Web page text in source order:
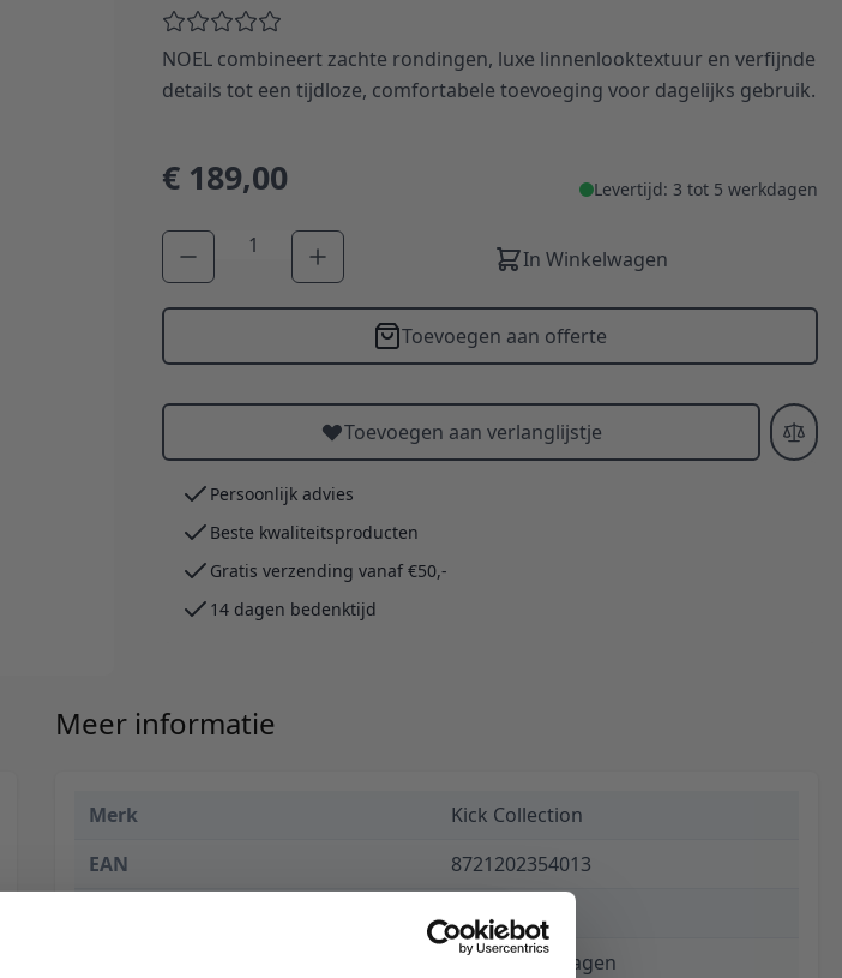
NOEL combineert zachte rondingen, luxe linnenlooktextuur en verfijnde
details tot een tijdloze, comfortabele toevoeging voor dagelijks gebruik.
€ 189,00 Levertijd: 3 tot 5 werkdagen
Aantal
In Winkelwagen
Toevoegen aan offerte
Toevoegen aan verlanglijstje
Persoonlijk advies
Beste kwaliteitsproducten
Gratis verzending vanaf €50,-
14 dagen bedenktijd
Meer informatie
Merk
Kick Collection
EAN
8721202354013
€ 189,00
3 tot 5 werkdagen